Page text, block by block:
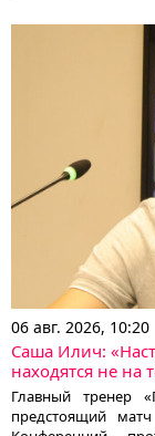
06 авг. 2026, 10:20
Саша Илич:
находятся не на
Главный тренер
предстоящий